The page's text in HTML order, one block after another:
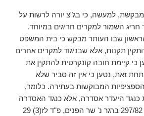
למעשה, כי בג"צ יורה לרשות על
השמור למקרים חריגים במיוחד.
שבו העותר מבקש כי בית המשפט
תקנות, אלא שבניגוד למקרים אחרים
כי קיימת חובה קונקרטית להתקין את
זאת, נטען כי אין זה סביר שלא
המבוקשות בעתירה. כלומר,
כנגד היעדר אסדרה, אלא כנגד האסדרה
שננקטה (השוו: בג"ץ 297/82 ברגר נ' שר הפנים, פ"ד לז(3) 29